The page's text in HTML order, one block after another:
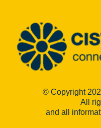
© Copyright
All
and all